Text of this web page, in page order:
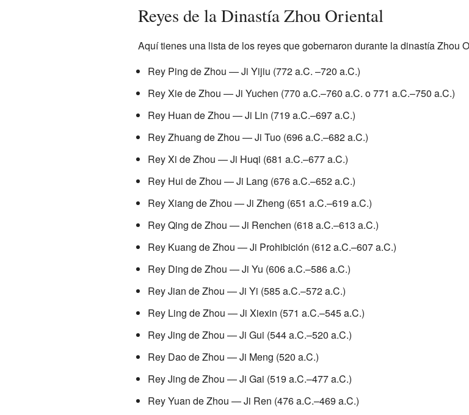
Reyes de la Dinastía Zhou Oriental
Aquí tienes una lista de los reyes que gobernaron durante la dinastía Zhou
Rey Ping de Zhou — Ji Yijiu (772 a.C. –720 a.C.)
Rey Xie de Zhou — Ji Yuchen (770 a.C.–760 a.C. o 771 a.C.–750 a.C.)
Rey Huan de Zhou — Ji Lin (719 a.C.–697 a.C.)
Rey Zhuang de Zhou — Ji Tuo (696 a.C.–682 a.C.)
Rey Xi de Zhou — Ji Huqi (681 a.C.–677 a.C.)
Rey Hui de Zhou — Ji Lang (676 a.C.–652 a.C.)
Rey Xiang de Zhou — Ji Zheng (651 a.C.–619 a.C.)
Rey Qing de Zhou — Ji Renchen (618 a.C.–613 a.C.)
Rey Kuang de Zhou — Ji Prohibición (612 a.C.–607 a.C.)
Rey Ding de Zhou — Ji Yu (606 a.C.–586 a.C.)
Rey Jian de Zhou — Ji Yi (585 a.C.–572 a.C.)
Rey Ling de Zhou — Ji Xiexin (571 a.C.–545 a.C.)
Rey Jing de Zhou — Ji Gui (544 a.C.–520 a.C.)
Rey Dao de Zhou — Ji Meng (520 a.C.)
Rey Jing de Zhou — Ji Gai (519 a.C.–477 a.C.)
Rey Yuan de Zhou — Ji Ren (476 a.C.–469 a.C.)